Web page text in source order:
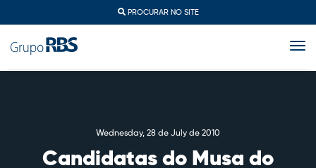
PROCURAR NO SITE
Wednesday, 28 de July de 2010
Candidatas do Musa do